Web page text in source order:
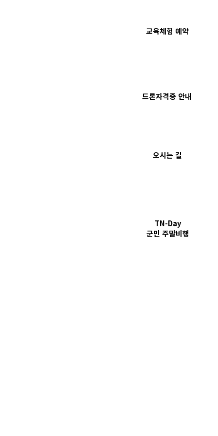
​교육체험 예약
드론자격증 안내
오시는 길
TN-Day
​군민 주말비행